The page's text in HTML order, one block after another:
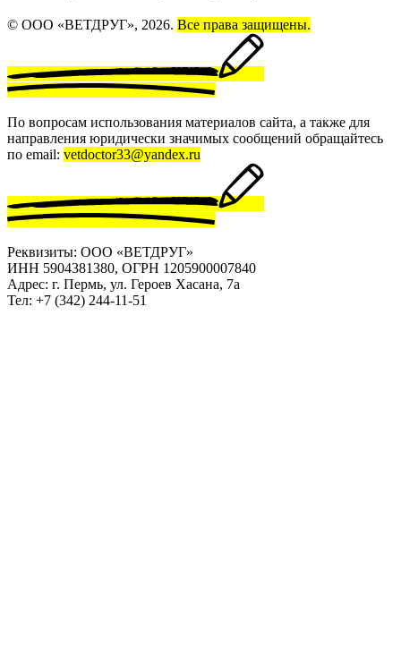
© ООО «ВЕТДРУГ», 2026. Все права защищены.
По вопросам использования материалов сайта, а также для
направления юридически значимых сообщений обращайтесь
по email: vetdoctor33@yandex.ru
Реквизиты: ООО «ВЕТДРУГ»
ИНН 5904381380, ОГРН 1205900007840
Адрес: г. Пермь, ул. Героев Хасана, 7а
Тел: +7 (342) 244-11-51